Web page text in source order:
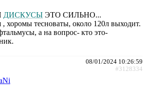
ДИСКУСЫ ЭТО СИЛЬНО...
хоромы тесноваты, около 120л выходит.
а на вопрос- кто это-
08/01/2024 10:26:59
#3128334